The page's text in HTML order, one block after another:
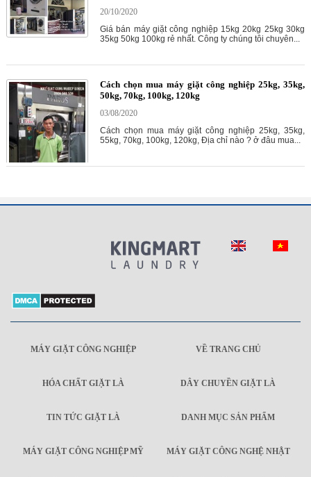
20/10/2020
Giá bán máy giặt công nghiệp 15kg 20kg 25kg 30kg
35kg 50kg 100kg rẻ nhất. Công ty chúng tôi chuyên...
Cách chọn mua máy giặt công nghiệp 25kg, 35kg,
50kg, 70kg, 100kg, 120kg
03/08/2020
Cách chọn mua máy giặt công nghiệp 25kg, 35kg,
55kg, 70kg, 100kg, 120kg, Địa chỉ nào ? ở đâu mua...
MÁY GIẶT CÔNG NGHIỆP VỀ TRANG CHỦ
HÓA CHẤT GIẶT LÀ DÂY CHUYỀN GIẶT LÀ
TIN TỨC GIẶT LÀ DANH MỤC SẢN PHẨM
MÁY GIẶT CÔNG NGHIỆP MỸ MÁY GIẶT CÔNG NGHỆ NHẬT